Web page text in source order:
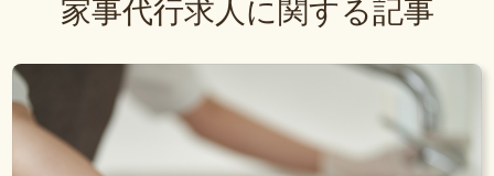
家事代行求人に関する記事